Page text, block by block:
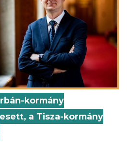
kormány
a Tisza-kormány